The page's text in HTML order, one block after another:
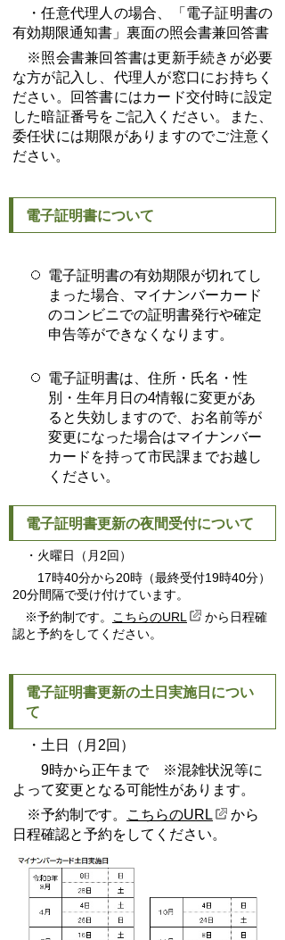
・任意代理人の場合、「電子証明書の
有効期限通知書」裏面の照会書兼回答書
※照会書兼回答書は更新手続きが必要
な方が記入し、代理人が窓口にお持ちく
ださい。回答書にはカード交付時に設定
した暗証番号をご記入ください。また、
委任状には期限がありますのでご注意く
ださい。
電子証明書について
電子証明書の有効期限が切れてし
まった場合、マイナンバーカード
のコンビニでの証明書発行や確定
申告等ができなくなります。
電子証明書は、住所・氏名・性
別・生年月日の4情報に変更があ
ると失効しますので、お名前等が
変更になった場合はマイナンバー
カードを持って市民課までお越し
ください。
電子証明書更新の夜間受付について
・火曜日（月2回）
17時40分から20時（最終受付19時40分）
20分間隔で受け付けています。
※予約制です。
こちらのURL
から日程確
認と予約をしてください。
電子証明書更新の土日実施日につい
て
・土日（月2回）
9時から正午まで
※混雑状況等に
よって変更となる可能性があります。
※予約制です。
こちらのURL
から
日程確認と予約をしてください。